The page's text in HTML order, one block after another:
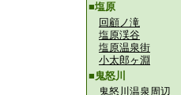
■塩原
回顧ノ滝
塩原渓谷
塩原温泉街
小太郎ヶ淵
■鬼怒川
鬼怒川温泉周辺